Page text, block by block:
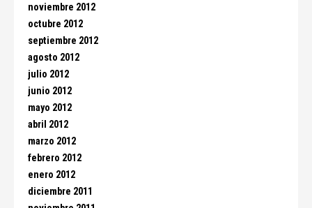
noviembre 2012
octubre 2012
septiembre 2012
agosto 2012
julio 2012
junio 2012
mayo 2012
abril 2012
marzo 2012
febrero 2012
enero 2012
diciembre 2011